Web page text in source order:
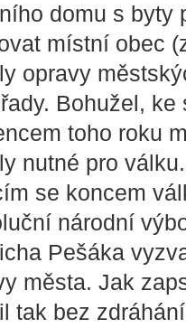
domu s byty
místní obec
opravy
Bohužel,
toho roku
nutné pro
se koncem
národní
Pešáka
města. Jak
tak bez